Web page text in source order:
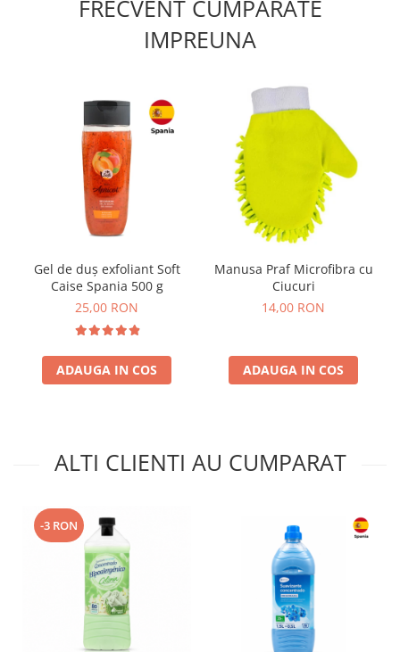
FRECVENT CUMPARATE
IMPREUNA
Gel de duș exfoliant Soft
Caise Spania 500 g
25,00 RON
ADAUGA IN COS
Manusa Praf Microfibra cu
Ciucuri
14,00 RON
ADAUGA IN COS
ALTI CLIENTI AU CUMPARAT
-3 RON